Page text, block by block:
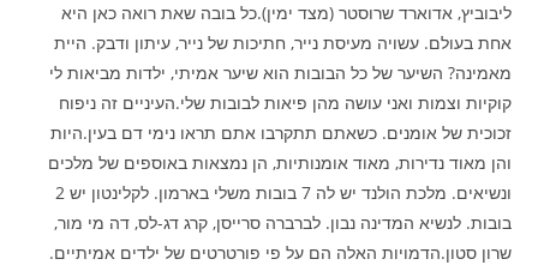
ליבוביץ, אדוארד שרוסטר (מצד ימין).כל בובה שאת רואה כאן היא
אחת בעולם. עשויה מעיסת נייר, חתיכות של נייר, עיתון ודבק. היית
מאמינה? השיער של כל הבובות הוא שיער אמיתי, ילדות מביאות לי
קוקיות וצמות ואני עושה מהן פיאות לבובות שלי.העיניים זה ניפוח
זכוכית של אומנים. כשאתם תתקרבו אתם תראו נימי דם בעין.היות
והן מאוד נדירות, מאוד אומנותיות, הן נמצאות באוספים של מלכים
ונשיאים. מלכת הולנד יש לה 7 בובות משלי בארמון. לקלינטון יש 2
בובות. לנשיא המדינה נבון. לברברה סרייסן, קרג דג-לס, דה מי מור,
שרון סטון.הדמויות האלה הם על פי פורטרטים של ילדים אמיתיים.